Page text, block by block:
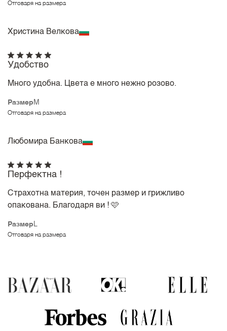
Отговаря на размера
Христина Велкова
Размер M
Отговаря на размера
Удобство
Много удобна. Цвета е много нежно розово.
Любомира Банкова
Размер L
Отговаря на размера
Перфектна !
Страхотна материя, точен размер и грижливо
опакована. Благодаря ви ! 🩷